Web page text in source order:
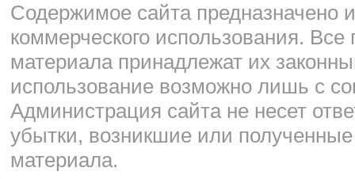
Cодержимое сайта предназначено
коммерческого использования.
материала принадлежат их
использование возможно лишь с
Администрация сайта не несет
убытки, возникшие или
материала.